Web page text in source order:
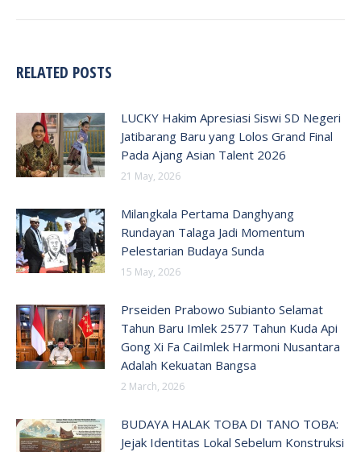
RELATED POSTS
LUCKY Hakim Apresiasi Siswi SD Negeri
Jatibarang Baru yang Lolos Grand Final
Pada Ajang Asian Talent 2026
21 May, 2026
Milangkala Pertama Danghyang
Rundayan Talaga Jadi Momentum
Pelestarian Budaya Sunda
15 May, 2026
Prseiden Prabowo Subianto Selamat
Tahun Baru Imlek 2577 Tahun Kuda Api
Gong Xi Fa CaiImlek Harmoni Nusantara
Adalah Kekuatan Bangsa
2 March, 2026
BUDAYA HALAK TOBA DI TANO TOBA:
Jejak Identitas Lokal Sebelum Konstruksi